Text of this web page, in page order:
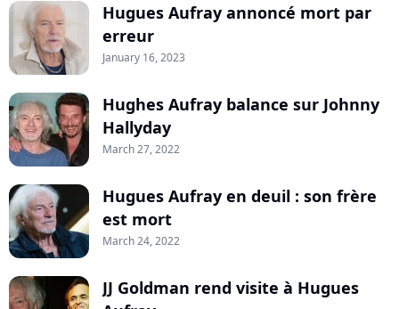
Hugues Aufray annoncé mort par
erreur
January 16, 2023
Hughes Aufray balance sur Johnny
Hallyday
March 27, 2022
Hugues Aufray en deuil : son frère
est mort
March 24, 2022
JJ Goldman rend visite à Hugues